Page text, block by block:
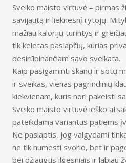
Sveiko maisto virtuvė – pirmas
savijautą ir lieknesnį rytojų.
mažiau kalorijų turintys ir
tik keletas paslapčių, kurias
besirūpinančiam savo sveikata.
Kaip pasigaminti skanų ir sotų
ir sveikas, vienas pagrindinių
kiekvienam, kuris nori pakeisti
Sveiko maisto virtuvė ieško
pateikdama variantus patiems
Ne paslaptis, jog valgydami
ne tik numesti svorio, bet ir
bei džiaugtis ilgesniais ir labiau